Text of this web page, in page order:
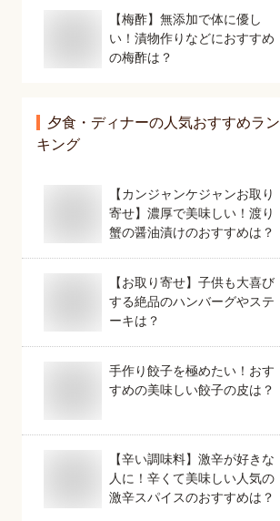
【梅酢】無添加で体に優し
い！漬物作りなどにおすすめ
の梅酢は？
夕食・ディナーの人気おすすめラン
キング
【カンジャンケジャンお取り
寄せ】濃厚で美味しい！渡り
蟹の醤油漬けのおすすめは？
【お取り寄せ】子供も大喜び
する絶品のハンバーグやステ
ーキは？
手作り餃子を極めたい！おす
すめの美味しい餃子の皮は？
【辛い調味料】激辛が好きな
人に！辛くて美味しい人気の
激辛スパイスのおすすめは？